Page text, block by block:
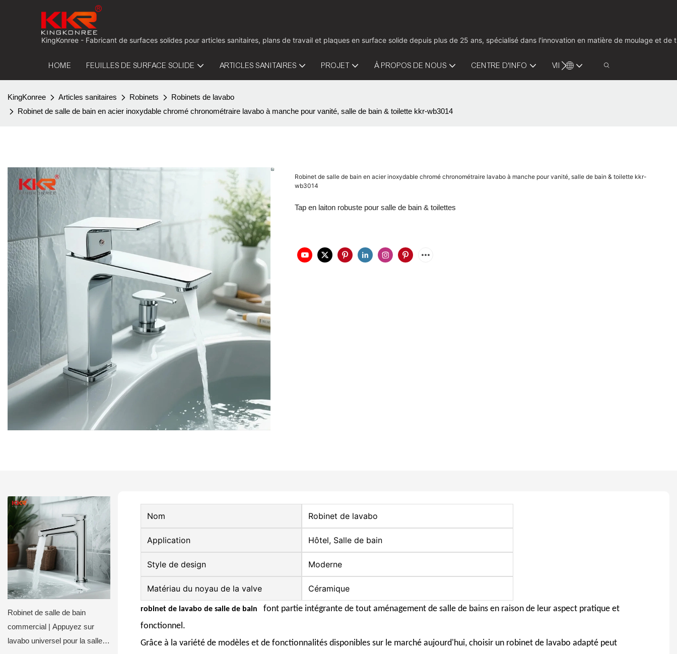
KingKonree - Fabricant de surfaces solides pour articles sanitaires, plans de travail et plaques en surface solide depuis plus de 25 ans, spécialisé dans l'innovation en matière de moulage et de
HOME FEUILLES DE SURFACE SOLIDE ARTICLES SANITAIRES PROJET À PROPOS DE NOUS CENTRE D'INFO VIDÉO CONTACTEZ-NOUS
KingKonree Articles sanitaires Robinets
Robinets de lavabo
Robinet de salle de bain en acier inoxydable chromé chronométraire lavabo à manche pour vanité, salle de bain & toilette kkr-wb3014
Robinet de salle de bain en acier inoxydable chromé chronométraire lavabo à manche pour vanité, salle de bain & toilette kkr-
wb3014
Tap en laiton robuste pour salle de bain & toilettes
Robinet de salle de bain
commercial | Appuyez sur
lavabo universel pour la salle
Nom Robinet de lavabo
Application Hôtel, Salle de bain
Style de design Moderne
Matériau du noyau de la valve Céramique
robinet de lavabo de salle de bain
font partie intégrante de tout aménagement de salle de bains en raison de leur aspect pratique et
fonctionnel.
Grâce à la variété de modèles et de fonctionnalités disponibles sur le marché aujourd'hui, choisir un robinet de lavabo adapté peut